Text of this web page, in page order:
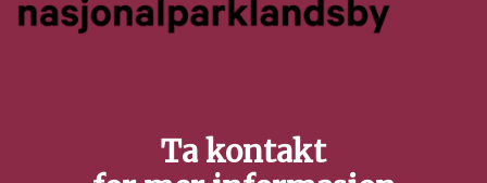
Ta kontakt